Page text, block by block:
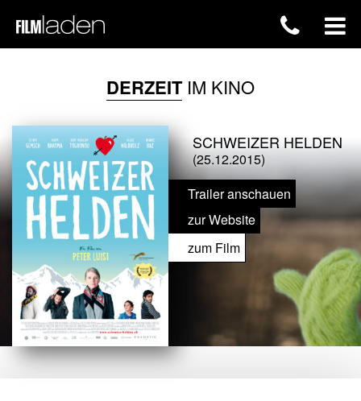
DERZEITIM KINO
SCHWEIZER HELDEN
(25.12.2015)
Trailer anschauen
zur Website
zum Film